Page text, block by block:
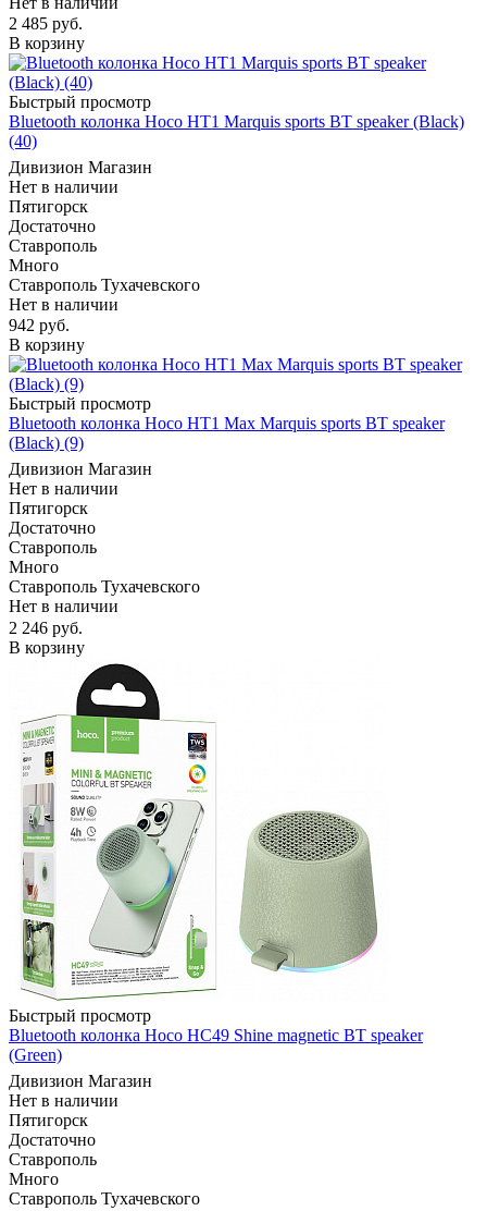
2 485 руб.
В корзину
Быстрый просмотр
Bluetooth колонка Hoco HT1 Marquis sports BT speaker (Black)
(40)
Дивизион Магазин
Нет в наличии
Пятигорск
Достаточно
Ставрополь
Много
Ставрополь Тухачевского
Нет в наличии
942 руб.
В корзину
Быстрый просмотр
Bluetooth колонка Hoco HT1 Max Marquis sports BT speaker
(Black) (9)
Дивизион Магазин
Нет в наличии
Пятигорск
Достаточно
Ставрополь
Много
Ставрополь Тухачевского
Нет в наличии
2 246 руб.
В корзину
Быстрый просмотр
Bluetooth колонка Hoco HC49 Shine magnetic BT speaker
(Green)
Дивизион Магазин
Нет в наличии
Пятигорск
Достаточно
Ставрополь
Много
Ставрополь Тухачевского